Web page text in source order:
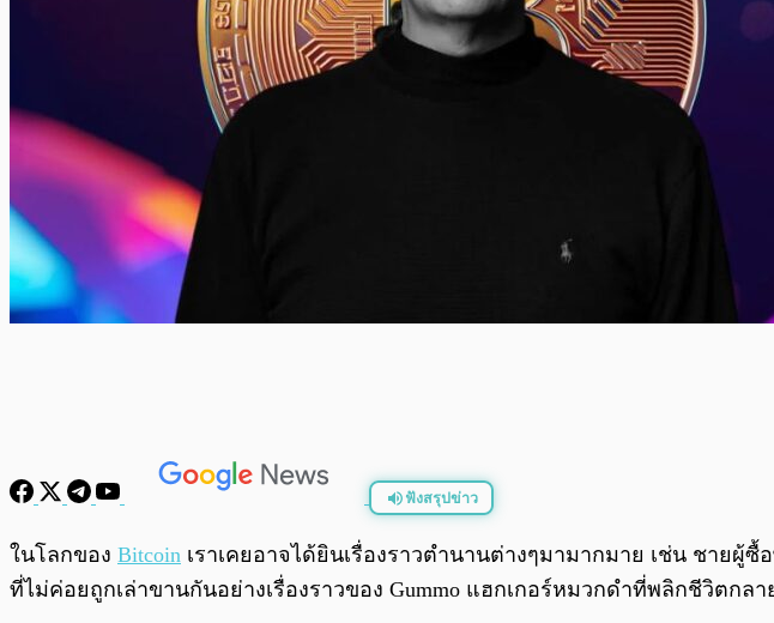
ฟังสรุปข่าว
พร้อมเล่น
ในโลกของ Bitcoin เราเคยอาจได้ยินเรื่องราวตำนานต่างๆมามากมาย เช่น ชายผู้
ที่ไม่ค่อยถูกเล่าขานกันอย่างเรื่องราวของ Gummo แฮกเกอร์หมวกดำที่พลิกชีวิตกลา